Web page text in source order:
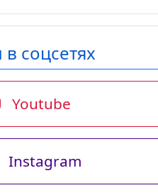
соцсетях
Youtube
Instagram